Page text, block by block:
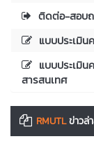
ติดต่อ-สอบ
แบบประเมิ
แบบประเมิ
สารสนเทศ
RMUTLข่าวล่